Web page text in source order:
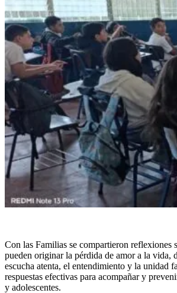
Con las Familias se compartieron reflexiones
pueden originar la pérdida de amor a la vida,
escucha atenta, el entendimiento y la unidad
respuestas efectivas para acompañary
y adolescentes.